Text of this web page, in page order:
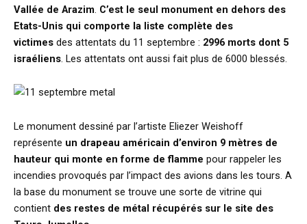
Vallée de Arazim C’est le seul monument en dehors des
Etats-Unis qui comporte la liste complète des
victimes des attentats du 11 septembre : 2996 morts dont 5
israéliens . Les attentats ont aussi fait plus de 6000 blessés.
Le monument dessiné par l’artiste Eliezer Weishoff
représente un drapeau américain d’environ 9 mètres de
hauteur qui monte en forme de flamme pour rappeler les
incendies provoqués par l’impact des avions dans les tours. A
la base du monument se trouve une sorte de vitrine qui
contient des restes de métal récupérés sur le site des